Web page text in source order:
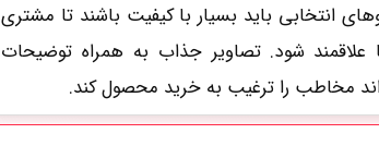
انتخابی باید بسیار با کیفیت باشند تا مشتری
علاقمند شود. تصاویر جذاب به همراه توضیحات
مخاطب را ترغیب به خرید محصول کند.